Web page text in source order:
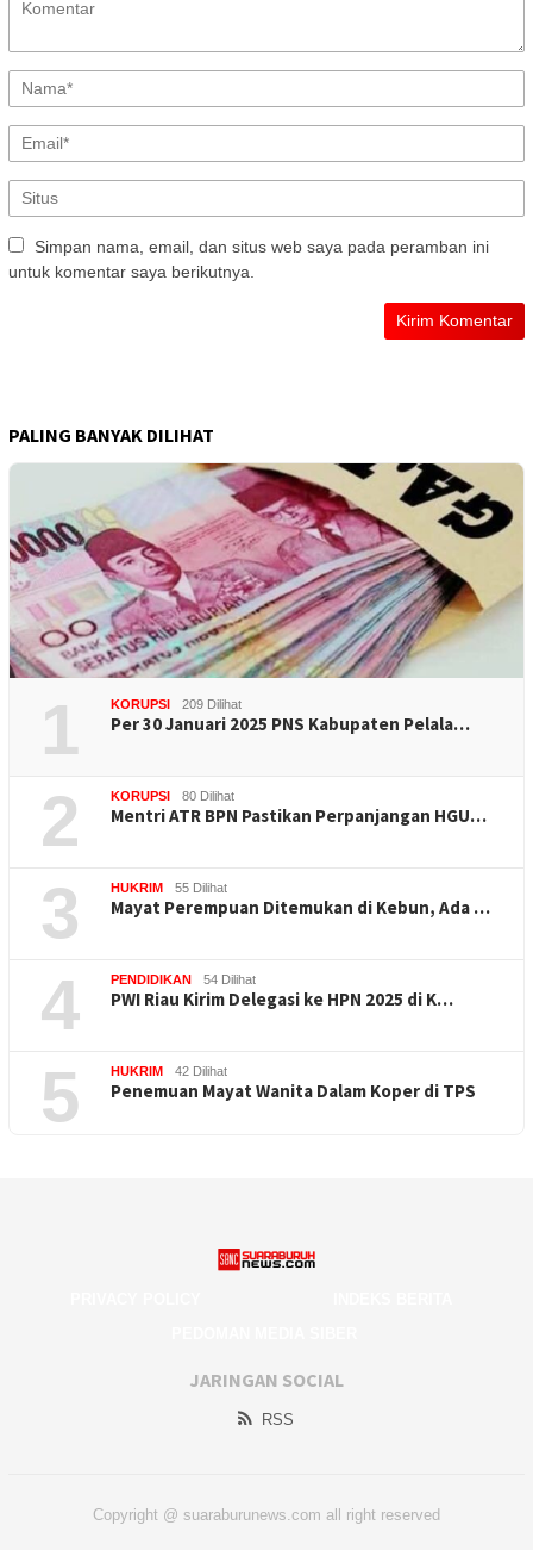
Simpan nama, email, dan situs web saya pada peramban ini
untuk komentar saya berikutnya.
PALING BANYAK DILIHAT
1 KORUPSI 209 Dilihat
Per 30 Januari 2025 PNS Kabupaten Pelala…
2 KORUPSI 80 Dilihat
Mentri ATR BPN Pastikan Perpanjangan HGU…
3 HUKRIM 55 Dilihat
Mayat Perempuan Ditemukan di Kebun, Ada …
4 PENDIDIKAN 54 Dilihat
PWI Riau Kirim Delegasi ke HPN 2025 di K…
5 HUKRIM 42 Dilihat
Penemuan Mayat Wanita Dalam Koper di TPS
JARINGAN SOCIAL
RSS
Copyright @ suaraburunews.com all right reserved